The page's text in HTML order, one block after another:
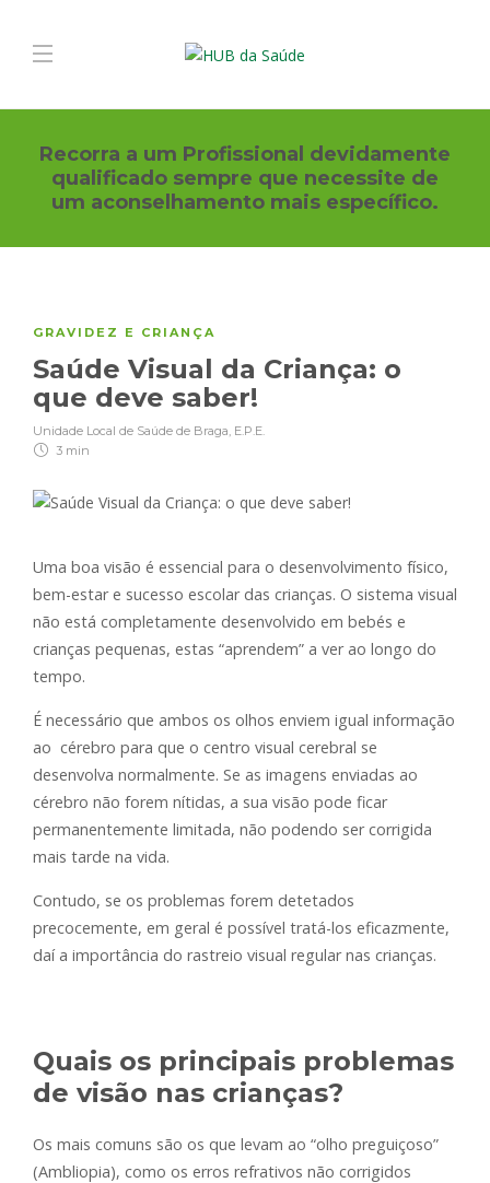
Recorra a um Profissional devidamente
qualificado sempre que necessite de
um aconselhamento mais específico.
GRAVIDEZ E CRIANÇA
Saúde Visual da Criança: o
que deve saber!
Unidade Local de Saúde de Braga, E.P.E.
3 min
Uma boa visão é essencial para o desenvolvimento físico,
bem-estar e sucesso escolar das crianças. O sistema visual
não está completamente desenvolvido em bebés e
crianças pequenas, estas “aprendem” a ver ao longo do
tempo.
É necessário que ambos os olhos enviem igual informação
ao cérebro para que o centro visual cerebral se
desenvolva normalmente. Se as imagens enviadas ao
cérebro não forem nítidas, a sua visão pode ficar
permanentemente limitada, não podendo ser corrigida
mais tarde na vida.
Contudo, se os problemas forem detetados
precocemente, em geral é possível tratá-los eficazmente,
daí a importância do rastreio visual regular nas crianças.
Quais os principais problemas
de visão nas crianças?
Os mais comuns são os que levam ao “olho preguiçoso”
(Ambliopia), como os erros refrativos não corrigidos